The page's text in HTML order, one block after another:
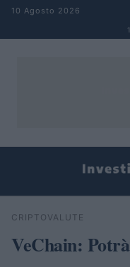
Salta al contenuto
10 Agosto 2026
Cerca
CRIPTOVALUTE
VeChain: